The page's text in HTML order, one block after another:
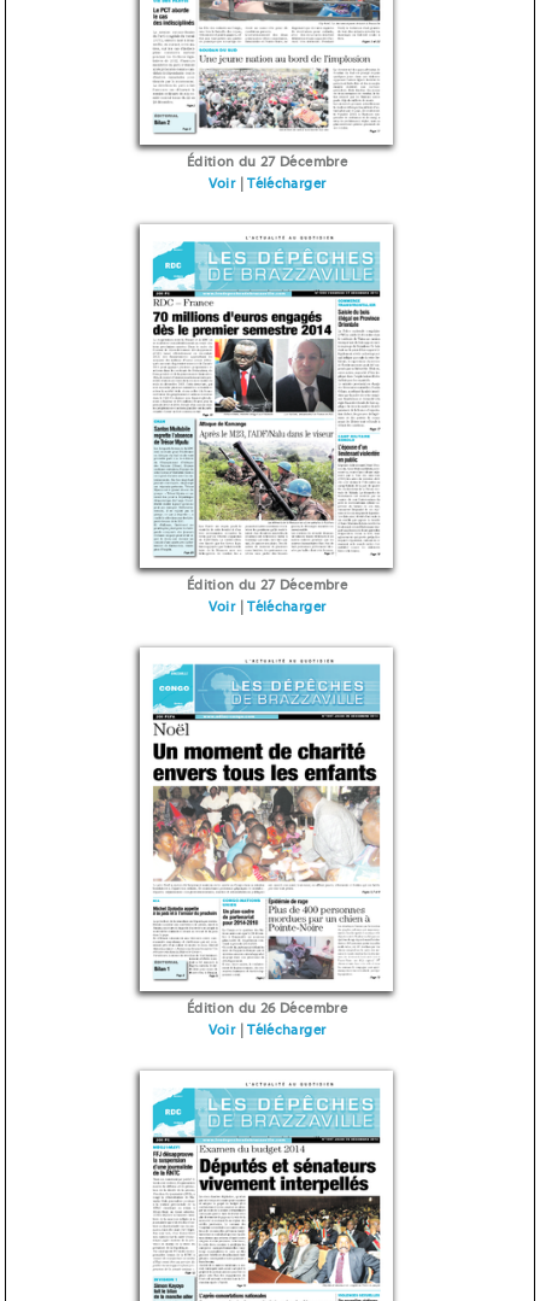
Édition du 27 Décembre
Voir|Télécharger
Édition du 27 Décembre
Voir|Télécharger
Édition du 26 Décembre
Voir|Télécharger